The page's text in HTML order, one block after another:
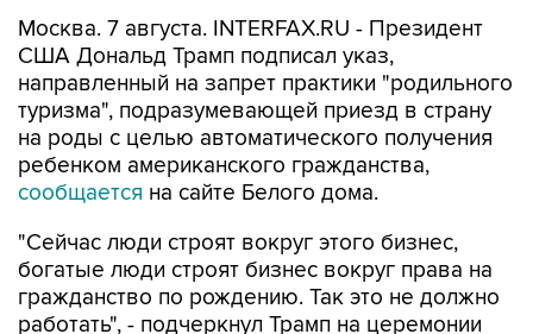
направленный на запрет практики "родильного
туризма", подразумевающей приезд в страну
на роды с целью автоматического получения
ребенком американского гражданства,
сообщаетсяна сайте Белого дома.
"Сейчас люди строят вокруг этого бизнес,
гражданство по рождению. Так это не должно
работать", - подчеркнул Трамп на церемонии
подписания.